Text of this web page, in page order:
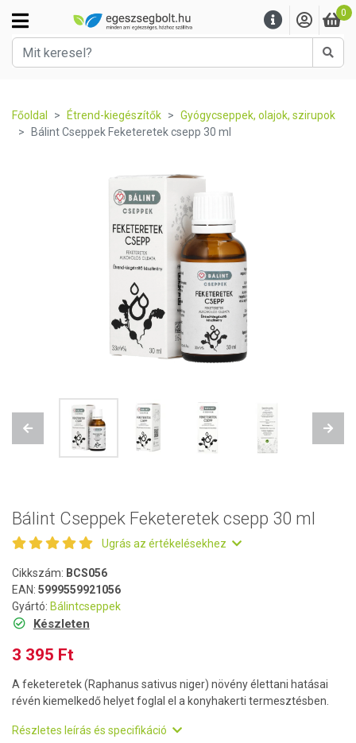
0
Főoldal Étrend-kiegészítők
Gyógycseppek, olajok, szirupok
Bálint Cseppek Feketeretek csepp 30 ml
Previous Next
Bálint Cseppek Feketeretek csepp 30 ml
Ugrás az értékelésekhez
Cikkszám: BCS056
EAN: 5999559921056
Gyártó: Bálintcseppek
Készleten
3 395 Ft
A feketeretek (Raphanus sativus niger) növény élettani hatásai
révén kiemelkedő helyet foglal el a konyhakerti termesztésben.
Részletes leírás és specifikáció